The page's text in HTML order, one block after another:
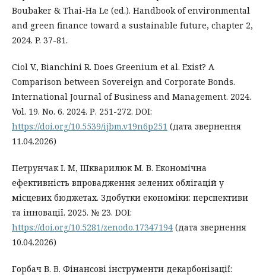
Boubaker & Thai-Ha Le (ed.). Handbook of environmental
and green finance toward a sustainable future, chapter 2,
2024. P. 37-81.
Ciol V., Bianchinі R. Does Greenium еt al. Exist? A
Comparison between Sovereign and Corporate Bonds.
International Journal of Business and Management. 2024.
Vol. 19. No. 6. 2024. Р. 251-272. DOI:
https://doi.org/10.5539/ijbm.v19n6p251 (дата звернення
11.04.2026)
Петрунчак І. М, Шкварилюк М. В. Економічна
ефективність впровадження зелених облігацій у
місцевих бюджетах. Здобутки економіки: перспективи
та інновації. 2025. № 23. DOI:
https://doi.org/10.5281/zenodo.17347194 (дата звернення
10.04.2026)
Горбач В. В. Фінансові інструменти декарбонізації: